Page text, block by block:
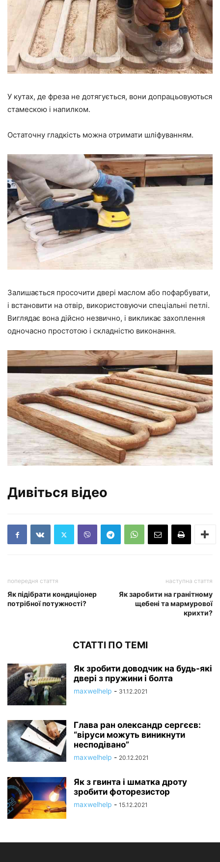
У кутах, де фреза не дотягується, вони допрацьовуються
стамескою і напилком.
Остаточну гладкість можна отримати шліфуванням.
Залишається просочити двері маслом або пофарбувати,
і встановити на отвір, використовуючи спеціальні петлі.
Виглядає вона дійсно незвично, і викликає захоплення
одночасно простотою і складністю виконання.
Дивіться відео
попередня стаття
Як підібрати кондиціонер
потрібної потужності?
наступна стаття
Як заробити на гранітному
щебені та мармурової
крихти?
СТАТТІ ПО ТЕМІ
Як зробити доводчик на будь-які
двері з пружини і болта
maxwelhelp - 31.12.2021
Глава ран олександр сергєєв:
“віруси можуть виникнути
несподівано”
maxwelhelp - 20.12.2021
Як з гвинта і шматка дроту
зробити фоторезистор
maxwelhelp - 15.12.2021